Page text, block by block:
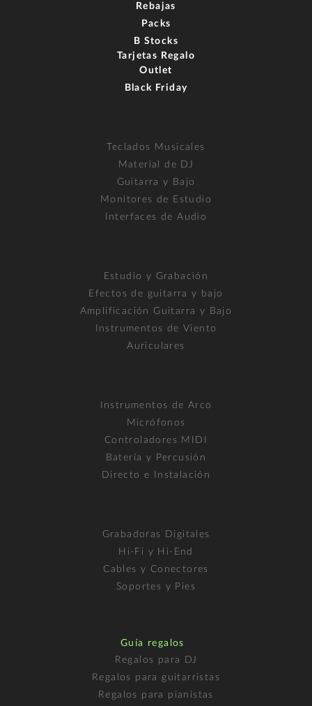
Rebajas
Packs
B Stocks
Tarjetas Regalo
Outlet
Black Friday
Teclados Musicales
Material de DJ
Guitarra y Bajo
Monitores de Estudio
Interfaces de Audio
Estudio y Grabación
Efectos de guitarra y bajo
Amplificación Guitarra y Bajo
Instrumentos de Viento
Auriculares
Instrumentos de Arco
Micrófonos
Controladores MIDI
Batería y Percusión
Directo e Instalación
Grabadoras Digitales
Hi-Fi y Hi-End
Cables y Conectores
Soportes y Pies
Guía regalos
Regalos para DJ
Regalos para guitarristas
Regalos para pianistas